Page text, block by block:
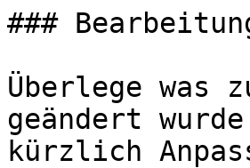
###
Überlege was
geändert
kürzlich